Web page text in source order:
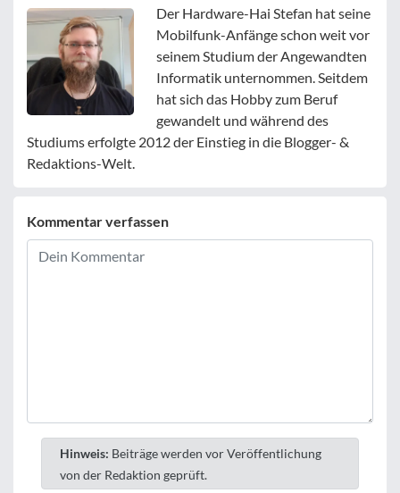
Der Hardware-Hai Stefan hat seine
Mobilfunk-Anfänge schon weit vor
seinem Studium der Angewandten
Informatik unternommen. Seitdem
hat sich das Hobby zum Beruf
gewandelt und während des
Studiums erfolgte 2012 der Einstieg in die Blogger- &
Redaktions-Welt.
Kommentar verfassen
Hinweis: Beiträge werden vor Veröffentlichung
von der Redaktion geprüft.